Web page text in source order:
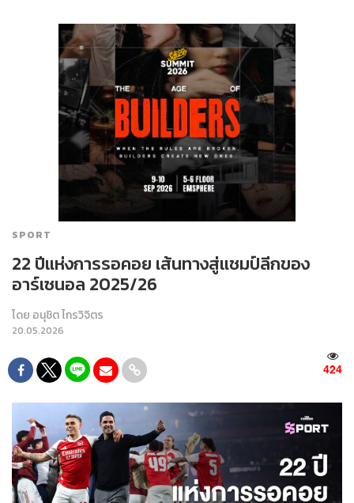
SPORT
22 ปีแห่งการรอคอย เส้นทางสู่แชมป์ลีกของ
อาร์เซนอล 2025/26
โดย อนุชิต ไกรวิจิตร
20.05.2026
424